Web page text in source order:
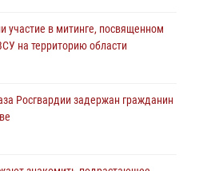
участие в митинге, посвященном
на территорию области
Росгвардии задержан гражданин